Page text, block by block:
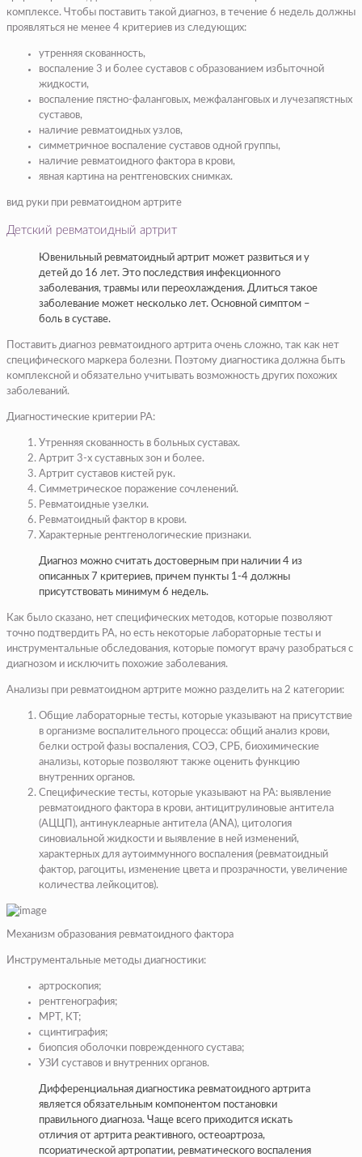
комплексе. Чтобы поставить такой диагноз, в течение 6 недель должны
проявляться не менее 4 критериев из следующих:
утренняя скованность,
воспаление 3 и более суставов с образованием избыточной
жидкости,
воспаление пястно-фаланговых, межфаланговых и лучезапястных
суставов,
наличие ревматоидных узлов,
симметричное воспаление суставов одной группы,
наличие ревматоидного фактора в крови,
явная картина на рентгеновских снимках.
вид руки при ревматоидном артрите
Детский ревматоидный артрит
Ювенильный ревматоидный артрит может развиться и у
детей до 16 лет. Это последствия инфекционного
заболевания, травмы или переохлаждения. Длиться такое
заболевание может несколько лет. Основной симптом –
боль в суставе.
Поставить диагноз ревматоидного артрита очень сложно, так как нет
специфического маркера болезни. Поэтому диагностика должна быть
комплексной и обязательно учитывать возможность других похожих
заболеваний.
Диагностические критерии РА:
Утренняя скованность в больных суставах.
Артрит 3-х суставных зон и более.
Артрит суставов кистей рук.
Симметрическое поражение сочленений.
Ревматоидные узелки.
Ревматоидный фактор в крови.
Характерные рентгенологические признаки.
Диагноз можно считать достоверным при наличии 4 из
описанных 7 критериев, причем пункты 1-4 должны
присутствовать минимум 6 недель.
Как было сказано, нет специфических методов, которые позволяют
точно подтвердить РА, но есть некоторые лабораторные тесты и
инструментальные обследования, которые помогут врачу разобраться с
диагнозом и исключить похожие заболевания.
Анализы при ревматоидном артрите можно разделить на 2 категории:
Общие лабораторные тесты, которые указывают на присутствие
в организме воспалительного процесса: общий анализ крови,
белки острой фазы воспаления, СОЭ, СРБ, биохимические
анализы, которые позволяют также оценить функцию
внутренних органов.
Специфические тесты, которые указывают на РА: выявление
ревматоидного фактора в крови, антицитрулиновые антитела
(АЦЦП), антинуклеарные антитела (ANA), цитология
синовиальной жидкости и выявление в ней изменений,
характерных для аутоиммунного воспаления (ревматоидный
фактор, рагоциты, изменение цвета и прозрачности, увеличение
количества лейкоцитов).
Механизм образования ревматоидного фактора
Инструментальные методы диагностики:
артроскопия;
рентгенография;
МРТ, КТ;
сцинтиграфия;
биопсия оболочки поврежденного сустава;
УЗИ суставов и внутренних органов.
Дифференциальная диагностика ревматоидного артрита
является обязательным компонентом постановки
правильного диагноза. Чаще всего приходится искать
отличия от артрита реактивного, остеоартроза,
псориатической артропатии, ревматического воспаления